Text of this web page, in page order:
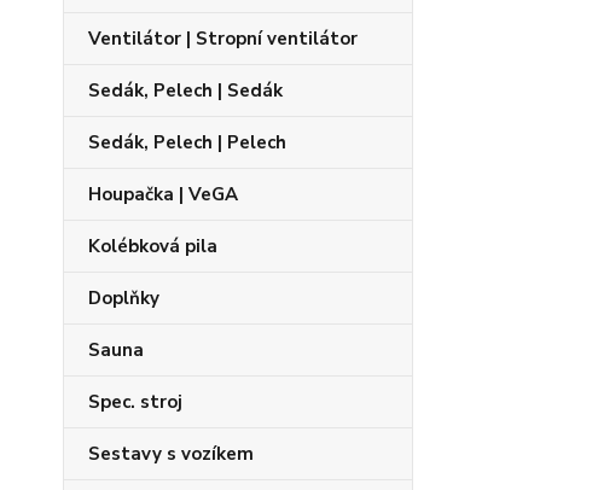
Ventilátor | Stropní ventilátor
Sedák, Pelech | Sedák
Sedák, Pelech | Pelech
Houpačka | VeGA
Kolébková pila
Doplňky
Sauna
Spec. stroj
Sestavy s vozíkem